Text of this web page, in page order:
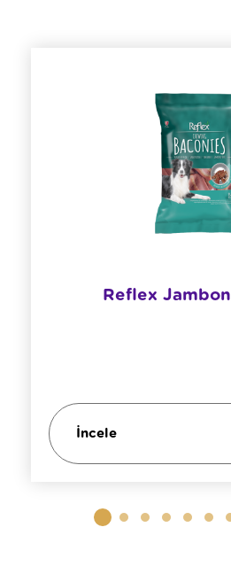
Reflex
İncele